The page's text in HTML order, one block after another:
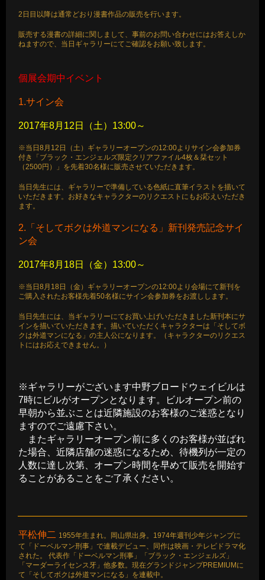
2日目以降は通常どおり漫書作品の販売を行います。
販売する漫書の詳細に関しまして、事前のお問い合わせにはお答えしか
ねますので、当日ギャラリーにてご確認をお願い致します。
個展会期中イベント
1.サイン会
2017年8月12日（土）13:00～
※当日8月12日（土）ギャラリーオープンの12:00よりサイン会参加券
付き「ブラック・エンジェルズ限定クリアファイル4枚＆栞セット
（2500円）」を先着30名様に販売させていただきます。
当日先生には、ギャラリーで準備している色紙に直筆イラストを描いて
いただきます。お好きなキャラクターのリクエストにもお応えいただき
ます。
2.「そしてボクは外道マンになる」新刊発売記念サイ
ン会
2017年8月18日（金）13:00～
※当日8月18日（金）ギャラリーオープンの12:00より会場にて新刊を
ご購入されたお客様先着50名様にサイン会参加券をお渡しします。
当日先生には、当ギャラリーにてお買い上げいただきました新刊本にサ
インを描いていただきます。描いていただくキャラクターは「そしてボ
クは外道マンになる」の主人公になります。（キャラクターのリクエス
トにはお応えできません。）
※ギャラリーがございます中野ブロードウェイビルは
7時にビルがオープンとなります。ビルオープン前の
早朝から並ぶことは近隣施設のお客様のご迷惑となり
ますのでご遠慮下さい。
またギャラリーオープン前に多くのお客様が並ばれ
た場合、近隣店舗の迷惑になるため、待機列が一定の
人数に達し次第、オープン時間を早めて販売を開始す
ることがあることをご了承ください。
平松伸二 1955年生まれ。岡山県出身。1974年週刊少年ジャンプに
て「ドーベルマン刑事」で連載デビュー、同作は映画・テレビドラマ化
された。 代表作「ドーベルマン刑事」「ブラック・エンジェルズ」
「マーダーライセンス牙」他多数。現在グランドジャンプPREMIUMに
て「そしてボクは外道マンになる」を連載中。